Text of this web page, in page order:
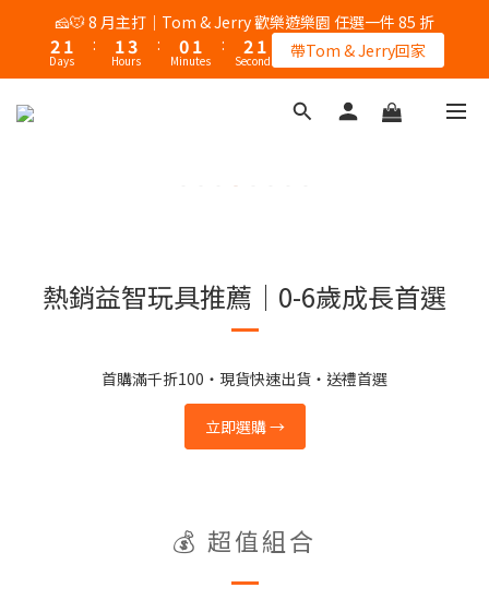
🧀🐭 8 月主打｜Tom & Jerry 歡樂遊樂園 任選一件 85 折
3
2
1
2
1
0
Days
:
2
1
0
4
3
2
Hours
:
1
0
2
1
0
Minutes
:
3
2
1
2
1
0
Seconds 帶Tom & Jerry回家
熱銷益智玩具推薦｜0-6歲成長首選
首購滿千折100・現貨快速出貨・送禮首選
立即選購 →
💰 超值組合